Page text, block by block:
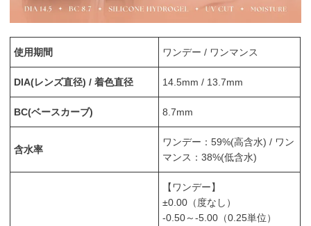
使用期間 ワンデー / ワンマンス
DIA(レンズ直径) / 着色直径 14.5mm / 13.7mm
BC(ベースカーブ) 8.7mm
含水率
ワンデー：59%(高含水) / ワン
マンス：38%(低含水)
【ワンデー】
±0.00（度なし）
-0.50～-5.00（0.25単位）